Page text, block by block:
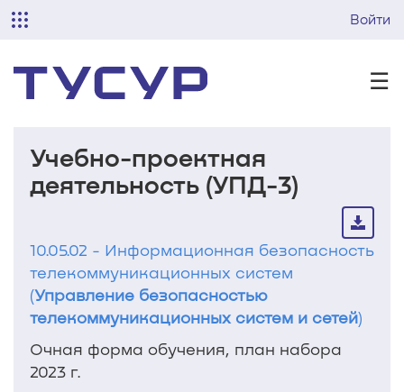
Войти
☰
Учебно-проектная
деятельность (УПД-3)
10.05.02 - Информационная безопасность
телекоммуникационных систем
(Управление безопасностью
телекоммуникационных систем и сетей)
Очная форма обучения, план набора
2023 г.